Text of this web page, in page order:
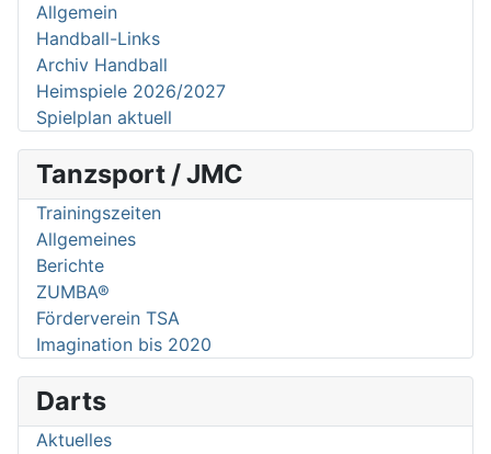
Allgemein
Handball-Links
Archiv Handball
Heimspiele 2026/2027
Spielplan aktuell
Tanzsport / JMC
Trainingszeiten
Allgemeines
Berichte
ZUMBA®
Förderverein TSA
Imagination bis 2020
Darts
Aktuelles